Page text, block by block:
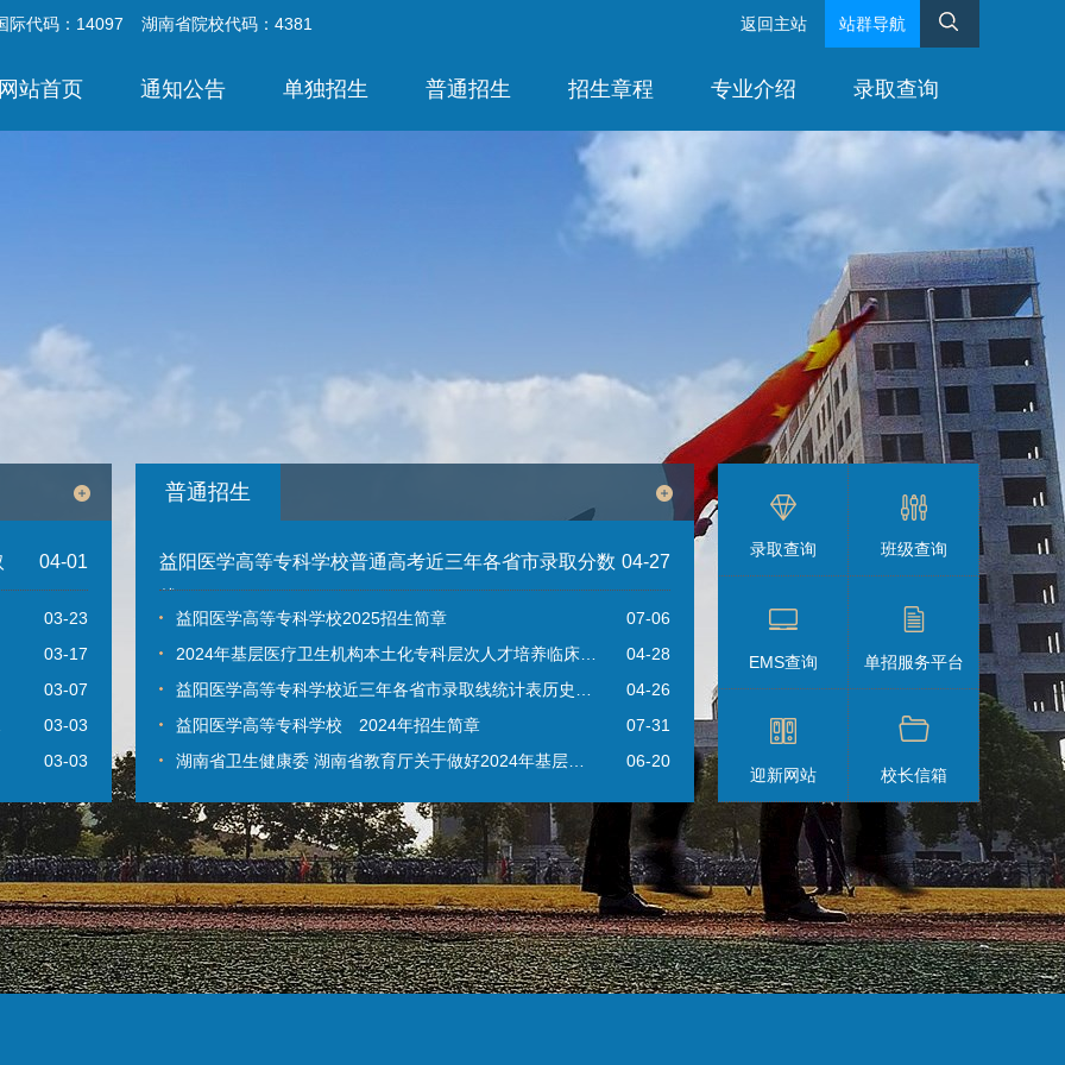
际代码：14097 湖南省院校代码：4381 返回主站 站群导航
站首页 通知公告 单独招生 普通招生 招生章程 专业介绍 录取查询
04-01
03-23
03-17
03-07
03-03
03-03
普通招生
04-27
益阳医学高等专科学校普通高考近三年各省市录取分数
线
07-06
益阳医学高等专科学校2025招生简章
04-28
2024年基层医疗卫生机构本土化专科层次人才培养临床…
04-26
益阳医学高等专科学校近三年各省市录取线统计表历史…
07-31
益阳医学高等专科学校 2024年招生简章
06-20
湖南省卫生健康委 湖南省教育厅关于做好2024年基层…
录取查询 班级查询
EMS查询 单招服务平台
迎新网站 校长信箱